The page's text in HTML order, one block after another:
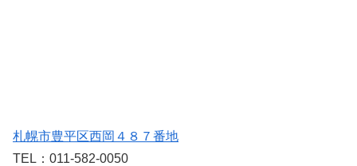
札幌市豊平区西岡４８７番地
TEL：011-582-0050